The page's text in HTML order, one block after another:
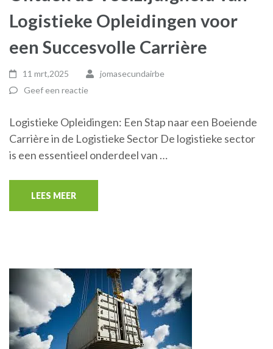
Logistieke Opleidingen voor
een Succesvolle Carrière
11 mrt,2025
jomasecundairbe
Geef een reactie
Logistieke Opleidingen: Een Stap naar een Boeiende
Carrière in de Logistieke Sector De logistieke sector
is een essentieel onderdeel van …
LEES MEER